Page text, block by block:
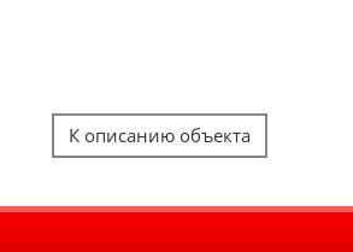
К описанию объекта